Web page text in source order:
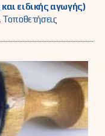
ειδικής αγωγής)
, Τοποθετήσεις